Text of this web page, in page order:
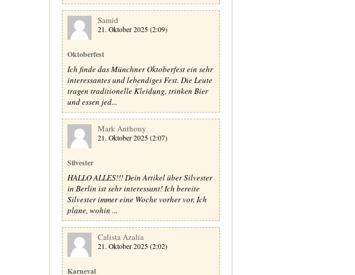
Samid
21. Oktober 2025 (2:09)
Oktoberfest
Ich finde das Münchner Oktoberfest ein sehr
interessantes und lebendiges Fest. Die Leute
tragen traditionelle Kleidung, trinken Bier
und essen jed...
Mark Anthony
21. Oktober 2025 (2:07)
Silvester
HALLO ALLES!!! Dein Artikel über Silvester
in Berlin ist sehr interessant! Ich bereite
Silvester immer eine Woche vorher vor. Ich
plane, wohin ...
Calista Azalia
21. Oktober 2025 (2:02)
Karneval